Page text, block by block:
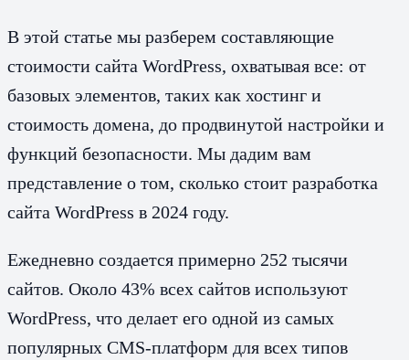
В этой статье мы разберем составляющие
стоимости сайта WordPress, охватывая все: от
базовых элементов, таких как хостинг и
стоимость домена, до продвинутой настройки и
функций безопасности. Мы дадим вам
представление о том, сколько стоит разработка
сайта WordPress в 2024 году.
Ежедневно создается примерно 252 тысячи
сайтов. Около 43% всех сайтов используют
WordPress, что делает его одной из самых
популярных CMS-платформ для всех типов